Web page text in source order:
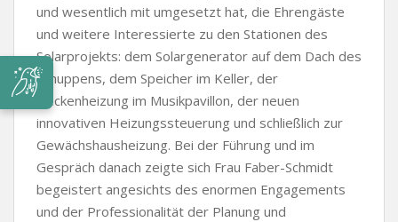
und wesentlich mit umgesetzt hat, die Ehrengäste
und weitere Interessierte zu den Stationen des
Solarprojekts: dem Solargenerator auf dem Dach des
Schuppens, dem Speicher im Keller, der
Deckenheizung im Musikpavillon, der neuen
innovativen Heizungssteuerung und schließlich zur
Gewächshausheizung. Bei der Führung und im
Gespräch danach zeigte sich Frau Faber-Schmidt
begeistert angesichts des enormen Engagements
und der Professionalität der Planung und